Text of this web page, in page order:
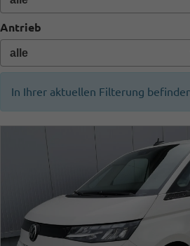
Antrieb
In Ihrer aktuellen Filterung